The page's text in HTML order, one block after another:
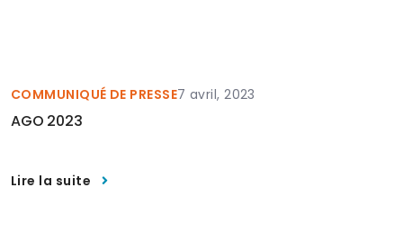
COMMUNIQUÉ DE PRESSE7 avril, 2023
AGO 2023
Lire la suite